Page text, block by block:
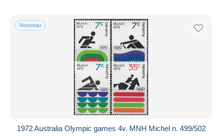
Nouveau
1972 Australia Olympic games 4v. MNH Michel n. 499/502